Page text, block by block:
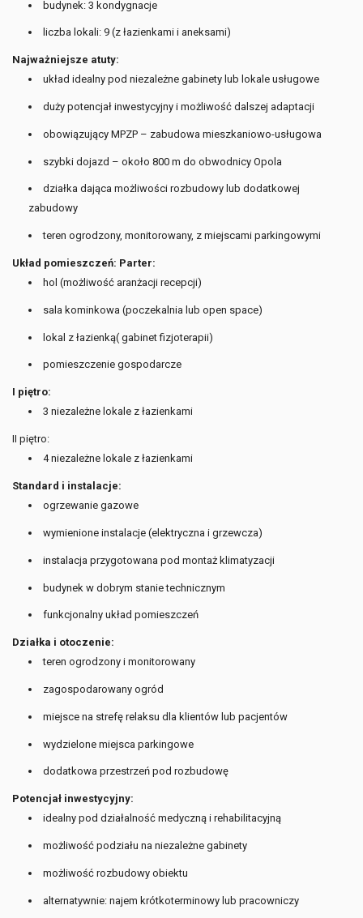
budynek: 3 kondygnacje
liczba lokali: 9 (z łazienkami i aneksami)
Najważniejsze atuty:
układ idealny pod niezależne gabinety lub lokale usługowe
duży potencjał inwestycyjny i możliwość dalszej adaptacji
obowiązujący MPZP – zabudowa mieszkaniowo-usługowa
szybki dojazd – około 800 m do obwodnicy Opola
działka dająca możliwości rozbudowy lub dodatkowej
zabudowy
teren ogrodzony, monitorowany, z miejscami parkingowymi
Układ pomieszczeń: Parter:
hol (możliwość aranżacji recepcji)
sala kominkowa (poczekalnia lub open space)
lokal z łazienką( gabinet fizjoterapii)
pomieszczenie gospodarcze
I piętro:
3 niezależne lokale z łazienkami
II piętro:
4 niezależne lokale z łazienkami
Standard i instalacje:
ogrzewanie gazowe
wymienione instalacje (elektryczna i grzewcza)
instalacja przygotowana pod montaż klimatyzacji
budynek w dobrym stanie technicznym
funkcjonalny układ pomieszczeń
Działka i otoczenie:
teren ogrodzony i monitorowany
zagospodarowany ogród
miejsce na strefę relaksu dla klientów lub pacjentów
wydzielone miejsca parkingowe
dodatkowa przestrzeń pod rozbudowę
Potencjał inwestycyjny:
idealny pod działalność medyczną i rehabilitacyjną
możliwość podziału na niezależne gabinety
możliwość rozbudowy obiektu
alternatywnie: najem krótkoterminowy lub pracowniczy